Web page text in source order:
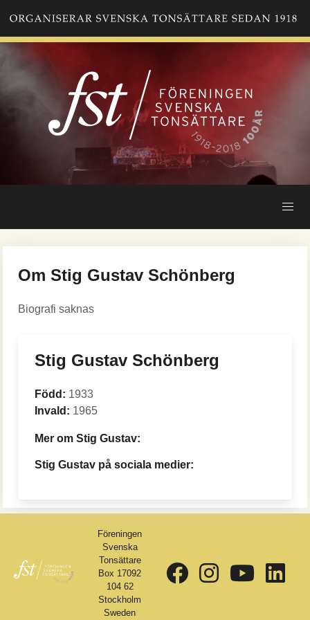
till
huvudinnehåll
Om Stig Gustav Schönberg
Biografi saknas
Stig Gustav Schönberg
Född: 1933
Invald: 1965
Mer om Stig Gustav:
Stig Gustav på sociala medier:
Föreningen
Svenska
Tonsättare
Box 17092
104 62
Stockholm
Sweden